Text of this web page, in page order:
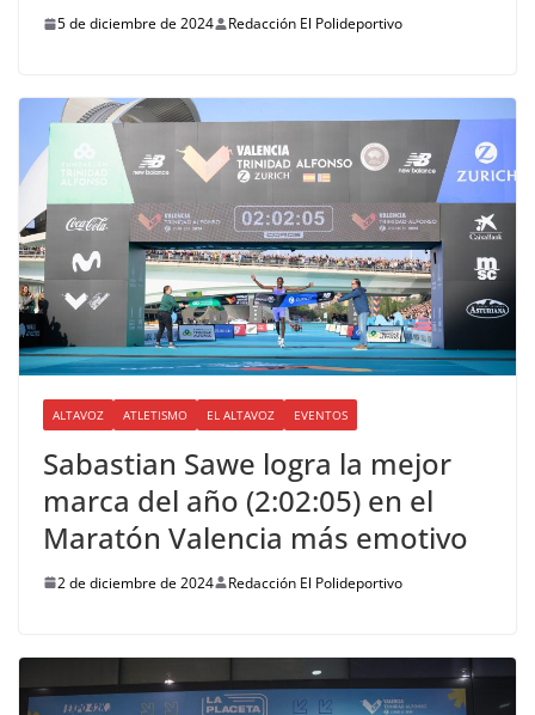
5 de diciembre de 2024 Redacción El Polideportivo
ALTAVOZ ATLETISMO EL ALTAVOZ EVENTOS
Sabastian Sawe logra la mejor
marca del año (2:02:05) en el
Maratón Valencia más emotivo
2 de diciembre de 2024 Redacción El Polideportivo